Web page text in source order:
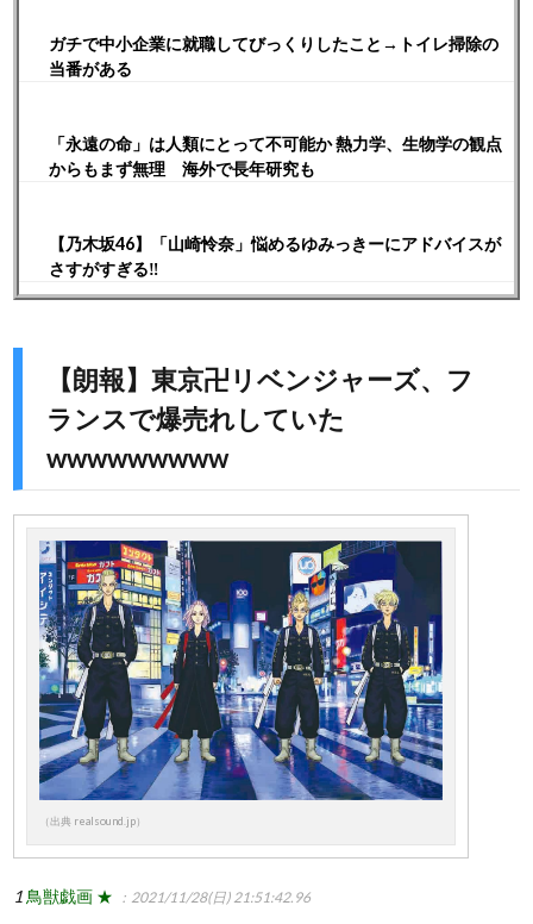
ガチで中小企業に就職してびっくりしたこと→トイレ掃除の
当番がある
「永遠の命」は人類にとって不可能か 熱力学、生物学の観点
からもまず無理 海外で長年研究も
【乃木坂46】「山崎怜奈」悩めるゆみっきーにアドバイスが
さすがすぎる‼︎
【朗報】東京卍リベンジャーズ、フ
ランスで爆売れしていた
wwwwwwwww
（出典 realsound.jp）
1 鳥獣戯画 ★ ：2021/11/28(日) 21:51:42.96